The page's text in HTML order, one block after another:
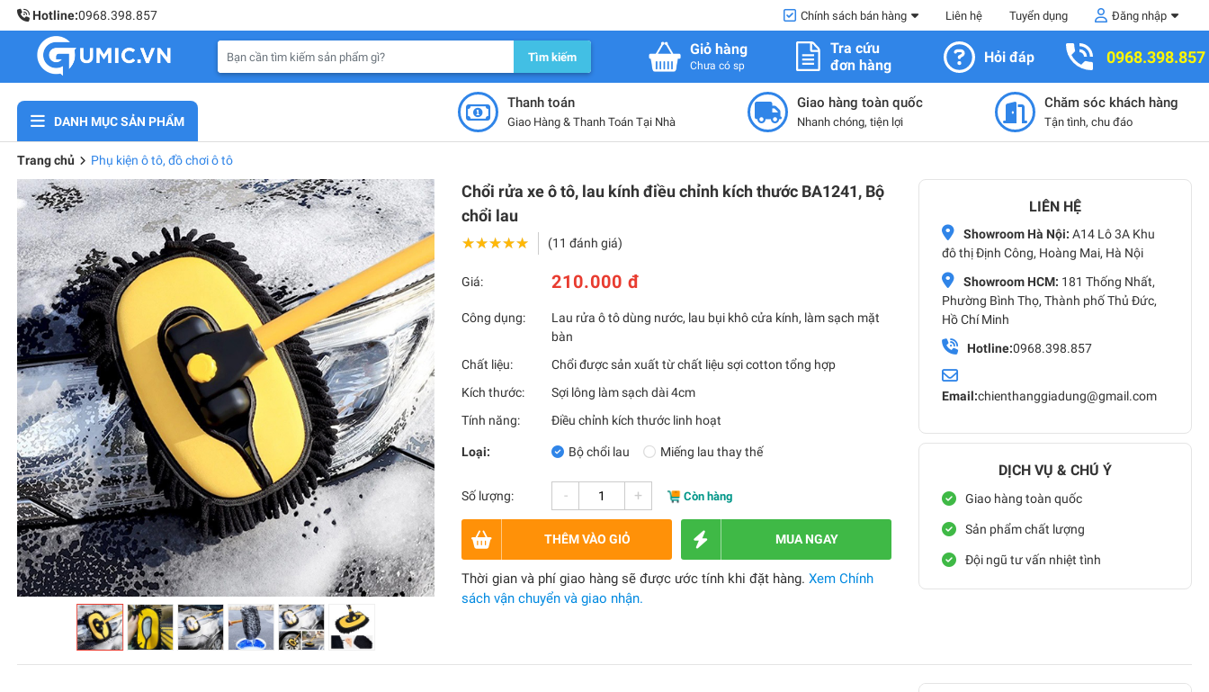
Hotline:0968.398.857 Chính sách bán hàng Liên hệ Tuyển dụng Đăng nhập
Tìm kiếm Giỏ hàng
Chưa có sp
Tra cứu
đơn hàng
Hỏi đáp 0968.398.857
DANH MỤC SẢN PHẨM
Thanh toán
Giao Hàng & Thanh Toán Tại Nhà
Giao hàng toàn quốc
Nhanh chóng, tiện lợi
Chăm sóc khách hàng
Tận tình, chu đáo
Trang chủ Phụ kiện ô tô, đồ chơi ô tô
Chổi rửa xe ô tô, lau kính điều chỉnh kích thước BA1241, Bộ
chổi lau
★★★★★
★★★★★ (11 đánh giá)
Giá: 210.000 đ
Công dụng:
Lau rửa ô tô dùng nước, lau bụi khô cửa kính, làm sạch mặt
bàn
Chất liệu:
Chổi được sản xuất từ chất liệu sợi cotton tổng hợp
Kích thước:
Sợi lông làm sạch dài 4cm
Tính năng:
Điều chỉnh kích thước linh hoạt
Loại: Bộ chổi lau Miếng lau thay thế
Số lượng: - + Còn hàng
THÊM VÀO GIỎ MUA NGAY
Thời gian và phí giao hàng sẽ được ước tính khi đặt hàng.Xem Chính
sách vận chuyển và giao nhận.
LIÊN HỆ
Showroom Hà Nội: A14 Lô 3A Khu
đô thị Định Công, Hoàng Mai, Hà Nội
Showroom HCM: 181 Thống Nhất,
Phường Bình Thọ, Thành phố Thủ Đức,
Hồ Chí Minh
Hotline:0968.398.857
Email:chienthanggiadung@gmail.com
DỊCH VỤ & CHÚ Ý
Giao hàng toàn quốc
Sản phẩm chất lượng
Đội ngũ tư vấn nhiệt tình